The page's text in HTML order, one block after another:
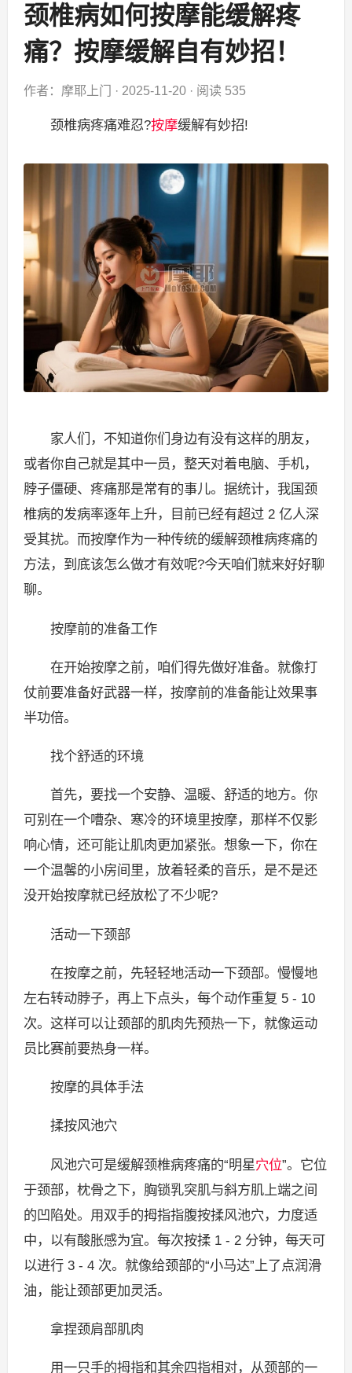
颈椎病如何按摩能缓解疼
痛？按摩缓解自有妙招！
作者：摩耶上门 · 2025-11-20· 阅读 535
颈椎病疼痛难忍?按摩缓解有妙招!
家人们，不知道你们身边有没有这样的朋友，
或者你自己就是其中一员，整天对着电脑、手机，
脖子僵硬、疼痛那是常有的事儿。据统计，我国颈
椎病的发病率逐年上升，目前已经有超过 2 亿人深
受其扰。而按摩作为一种传统的缓解颈椎病疼痛的
方法，到底该怎么做才有效呢?今天咱们就来好好聊
聊。
按摩前的准备工作
在开始按摩之前，咱们得先做好准备。就像打
仗前要准备好武器一样，按摩前的准备能让效果事
半功倍。
找个舒适的环境
首先，要找一个安静、温暖、舒适的地方。你
可别在一个嘈杂、寒冷的环境里按摩，那样不仅影
响心情，还可能让肌肉更加紧张。想象一下，你在
一个温馨的小房间里，放着轻柔的音乐，是不是还
没开始按摩就已经放松了不少呢?
活动一下颈部
在按摩之前，先轻轻地活动一下颈部。慢慢地
左右转动脖子，再上下点头，每个动作重复 5 - 10
次。这样可以让颈部的肌肉先预热一下，就像运动
员比赛前要热身一样。
按摩的具体手法
揉按风池穴
风池穴可是缓解颈椎病疼痛的“明星穴位”。它位
于颈部，枕骨之下，胸锁乳突肌与斜方肌上端之间
的凹陷处。用双手的拇指指腹按揉风池穴，力度适
中，以有酸胀感为宜。每次按揉 1 - 2 分钟，每天可
以进行 3 - 4 次。就像给颈部的“小马达”上了点润滑
油，能让颈部更加灵活。
拿捏颈肩部肌肉
用一只手的拇指和其余四指相对，从颈部的一